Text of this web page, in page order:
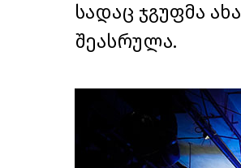
სადაც ჯგუფმა
შეასრულა.